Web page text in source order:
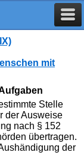
mit
Stelle
der Ausweise
nach § 152
übertragen.
der